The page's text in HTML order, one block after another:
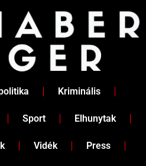
Kriminális
Sport Elhunytak
Vidék Press